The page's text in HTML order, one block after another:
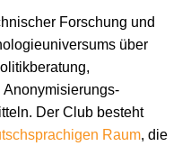
Forschung und
über
Anonymisierungs­
Der Club besteht
Raum, die